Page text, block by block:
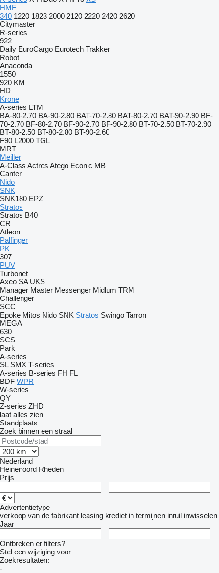
HMF
340 1220 1823 2000 2120 2220 2420 2620
Citymaster
R-series
922
Daily EuroCargo Eurotech Trakker
Robot
Anaconda
1550
920 KM
HD
Krone
A-series LTM
BA-80-2.70 BA-90-2.80 BAT-70-2.80 BAT-80-2.70 BAT-90-2.90 BF-
70-2.70 BF-80-2.70 BF-90-2.70 BF-90-2.80 BT-70-2.50 BT-70-2.90
BT-80-2.50 BT-80-2.80 BT-90-2.60
F90 L2000 TGL
MRT
Meiller
A-Class Actros Atego Econic MB
Canter
Nido
SNK
SNK180 EPZ
Stratos
Stratos B40
CR
Atleon
Palfinger
PK
307
PUV
Turbonet
Axeo SA UKS
Manager Master Messenger Midlum TRM
Challenger
SCC
Epoke Mitos Nido SNK Stratos Swingo Tarron
MEGA
630
SCS
Park
A-series
SL SMX T-series
A-series B-series FH FL
BDF WPR
W-series
QY
Z-series ZHD
laat alles zien
Standplaats
Zoek binnen een straal
Nederland
Heinenoord Rheden
Prijs
–
Advertentietype
verkoop van de fabrikant leasing krediet in termijnen inruil inwisselen
Jaar
–
Ontbreken er filters?
Stel een wijziging voor
Zoekresultaten:
-